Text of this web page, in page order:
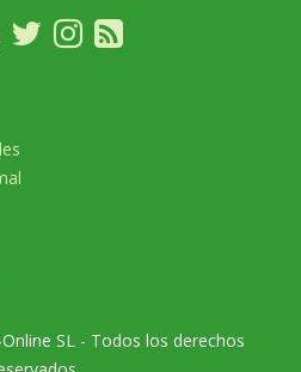
SL - Todos los derechos